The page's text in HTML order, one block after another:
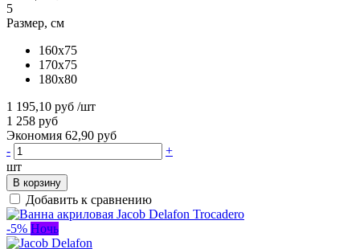
5
Размер, см
160x75
170x75
180x80
1 195,10 руб /шт
1 258 руб
Экономия 62,90 руб
-
+
шт
В корзину
Добавить к сравнению
-5% Ночь